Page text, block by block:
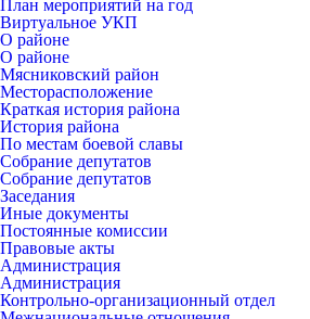
План мероприятий на год
Виртуальное УКП
О районе
О районе
Мясниковский район
Месторасположение
Краткая история района
История района
По местам боевой славы
Собрание депутатов
Собрание депутатов
Заседания
Иные документы
Постоянные комиссии
Правовые акты
Администрация
Администрация
Контрольно-организационный отдел